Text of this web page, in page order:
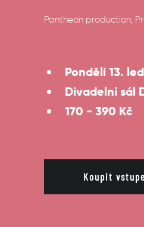
Pantheon production,
Pondělí 13.
Divadelní sál
170 - 390 Kč
Koupit